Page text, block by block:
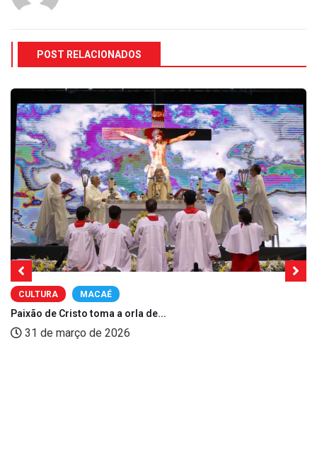
POST RELACIONADOS
CULTURA MACAÉ
Paixão de Cristo toma a orla de...
31 de março de 2026